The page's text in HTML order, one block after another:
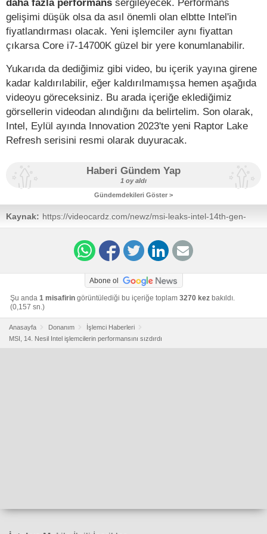
gelişimi düşük olsa da asıl önemli olan elbtte Intel'in
fiyatlandırması olacak. Yeni işlemciler aynı fiyattan
çıkarsa Core i7-14700K güzel bir yere konumlanabilir.
Yukarıda da dediğimiz gibi video, bu içerik yayına girene
kadar kaldırılabilir, eğer kaldırılmamışsa hemen aşağıda
videoyu göreceksiniz. Bu arada içeriğe eklediğimiz
görsellerin videodan alındığını da belirtelim. Son olarak,
Intel, Eylül ayında Innovation 2023'te yeni Raptor Lake
Refresh serisini resmi olarak duyuracak.
Haberi Gündem Yap
1 oy aldı
Gündemdekileri Göster >
Kaynak: https://videocardz.com/newz/msi-leaks-intel-14th-gen-
core-specs-confirms-its-3-faster-on-average-than-13th-
Abone ol
Şu anda 1 misafirin görüntülediği bu içeriğe toplam 3270 kez bakıldı.
(0,157 sn.)
Anasayfa Donanım
İşlemci Haberleri
MSI, 14. Nesil Intel işlemcilerin performansını sızdırdı